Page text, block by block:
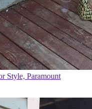
Style, Paramount